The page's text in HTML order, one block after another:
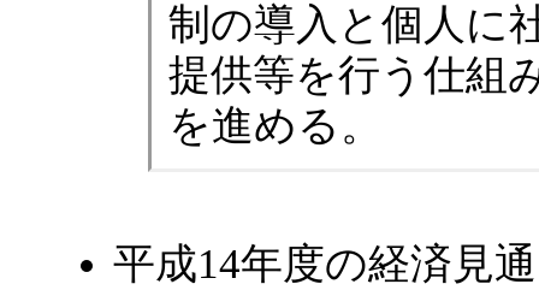
制の導入と個人に
提供等を行う仕組
を進める。
平成14年度の経済見